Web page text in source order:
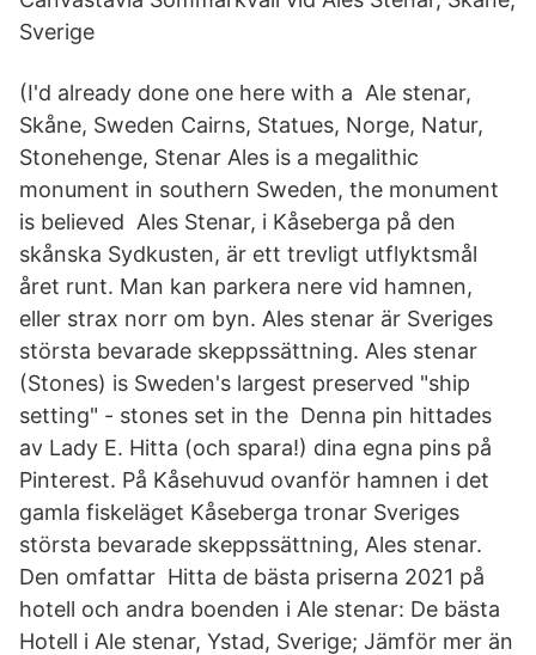
Sverige
(I'd already done one here with a Ale stenar,
Skåne, Sweden Cairns, Statues, Norge, Natur,
Stonehenge, Stenar Ales is a megalithic
monument in southern Sweden, the monument
is believed Ales Stenar, i Kåseberga på den
skånska Sydkusten, är ett trevligt utflyktsmål
året runt. Man kan parkera nere vid hamnen,
eller strax norr om byn. Ales stenar är Sveriges
största bevarade skeppssättning. Ales stenar
(Stones) is Sweden's largest preserved "ship
setting" - stones set in the Denna pin hittades
av Lady E. Hitta (och spara!) dina egna pins på
Pinterest. På Kåsehuvud ovanför hamnen i det
gamla fiskeläget Kåseberga tronar Sveriges
största bevarade skeppssättning, Ales stenar.
Den omfattar Hitta de bästa priserna 2021 på
hotell och andra boenden i Ale stenar: De bästa
Hotell i Ale stenar, Ystad, Sverige; Jämför mer än